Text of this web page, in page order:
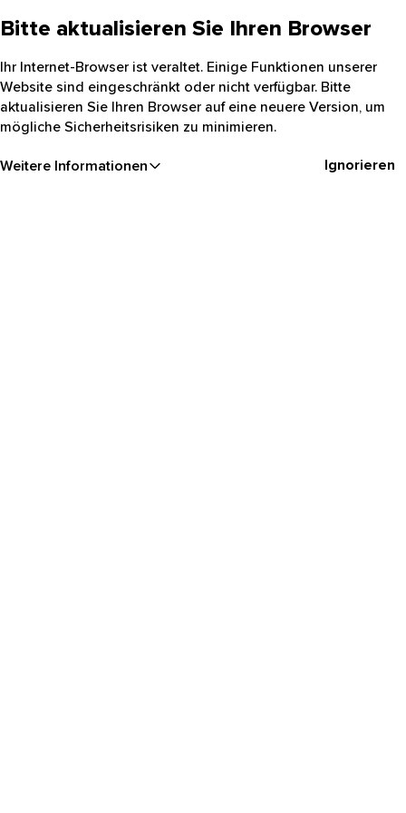
Bitte aktualisieren Sie Ihren Browser
Ihr Internet-Browser ist veraltet. Einige Funktionen unserer
Website sind eingeschränkt oder nicht verfügbar. Bitte
aktualisieren Sie Ihren Browser auf eine neuere Version, um
mögliche Sicherheitsrisiken zu minimieren.
Weitere Informationen Ignorieren